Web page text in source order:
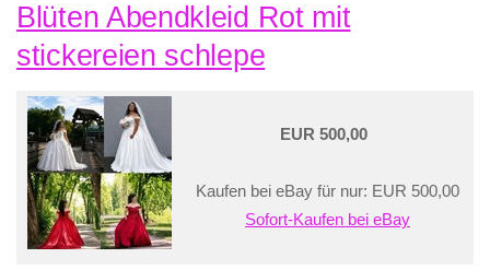
Blüten Abendkleid Rot mit
stickereien schlepe
EUR 500,00
Kaufen bei eBay für nur: EUR 500,00
Sofort-Kaufen bei eBay